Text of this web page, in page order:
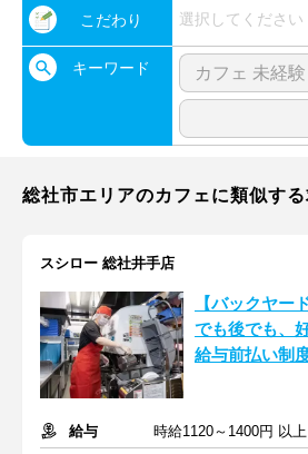
こだわり 選択してください
キーワード
総社市エリアのカフェに類似す
スシロー 総社井手店
【バックヤー
でも後でも、
給与前払い制
給与
時給1120～1400円